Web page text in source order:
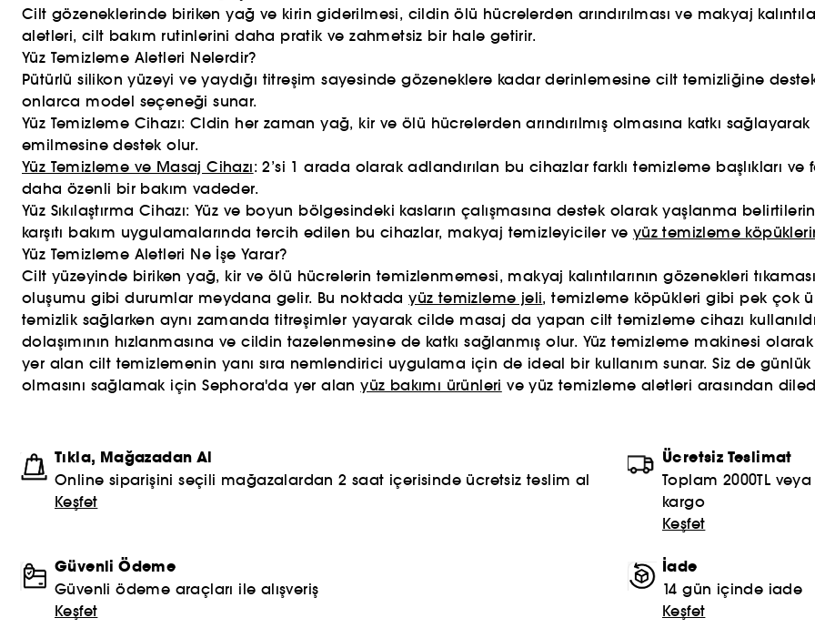
Cilt gözeneklerinde biriken yağ ve kirin giderilmesi, cildin ölü hücrelerden arındırılması ve makyaj
aletleri, cilt bakım rutinlerini daha pratik ve zahmetsiz bir hale getirir.
Yüz Temizleme Aletleri Nelerdir?
Pütürlü silikon yüzeyi ve yaydığı titreşim sayesinde gözeneklere kadar derinlemesine cilt temizliğine
onlarca model seçeneği sunar.
Yüz Temizleme Cihazı: Cldin her zaman yağ, kir ve ölü hücrelerden arındırılmış olmasına katkı
emilmesine destek olur.
Yüz Temizleme ve Masaj Cihazı: 2’si 1 arada olarak adlandırılan bu cihazlar farklı temizleme başlıkları
daha özenli bir bakım vadeder.
Yüz Sıkılaştırma Cihazı: Yüz ve boyun bölgesindeki kasların çalışmasına destek olarak yaşlanma
karşıtı bakım uygulamalarında tercih edilen bu cihazlar, makyaj temizleyiciler ve yüz temizleme
Yüz Temizleme Aletleri Ne İşe Yarar?
Cilt yüzeyinde biriken yağ, kir ve ölü hücrelerin temizlenmemesi, makyaj kalıntılarının gözenekleri
oluşumu gibi durumlar meydana gelir. Bu noktadayüz temizleme jeli, temizleme köpükleri gibi pek çok
temizlik sağlarken aynı zamanda titreşimler yayarak cilde masaj da yapan cilt temizleme cihazı
dolaşımının hızlanmasına ve cildin tazelenmesine de katkı sağlanmış olur. Yüz temizleme makinesi
yer alan cilt temizlemenin yanı sıra nemlendirici uygulama için de ideal bir kullanım sunar. Siz de
olmasını sağlamak için Sephora'da yer alanyüz bakımı ürünleri ve yüz temizleme aletleri arasından
Tıkla, Mağazadan Al
Online siparişini seçili mağazalardan 2 saat içerisinde ücretsiz teslim al
Keşfet
Ücretsiz Teslimat
Toplam 2000TL
kargo
Keşfet
Güvenli Ödeme
Güvenli ödeme araçları ile alışveriş
Keşfet
İade
14 gün içinde iade
Keşfet